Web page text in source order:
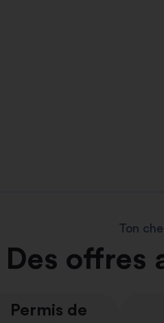
Ton
Des offres
Permis de